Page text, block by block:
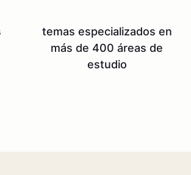
temas especializados en
más de 400 áreas de
estudio